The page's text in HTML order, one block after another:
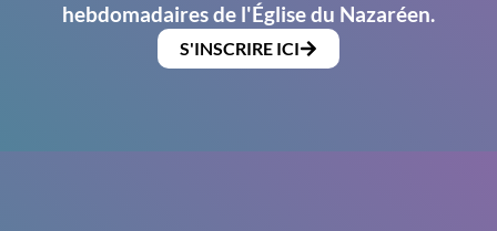
hebdomadaires de l'Église du Nazaréen.
S'INSCRIRE ICI